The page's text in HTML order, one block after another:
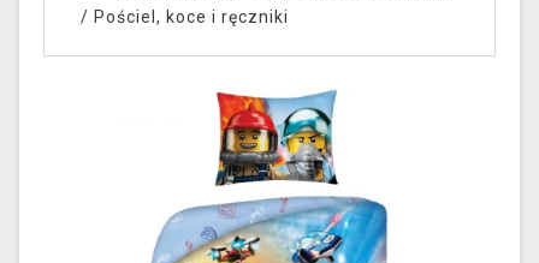
/ Pościel, koce i ręczniki